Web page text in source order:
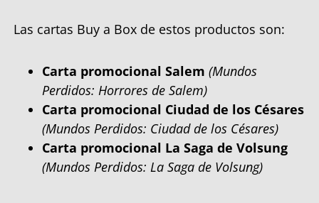
Las cartas Buy a Box de estos productos son:
Carta promocional Salem (Mundos
Perdidos: Horrores de Salem)
Carta promocional Ciudad de los Césares
(Mundos Perdidos: Ciudad de los Césares)
Carta promocional La Saga de Volsung
(Mundos Perdidos: La Saga de Volsung)